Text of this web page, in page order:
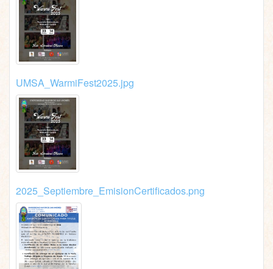
UMSA_WarmiFest2025.jpg
2025_Septiembre_EmisionCertificados.png